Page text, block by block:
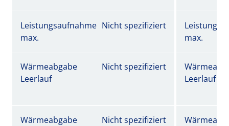
Leistungsaufnahme
max.
Nicht spezifiziert
max.
Wärmeabgabe
Leerlauf
Nicht spezifiziert
Leerlauf
Wärmeabgabe
Nicht spezifiziert